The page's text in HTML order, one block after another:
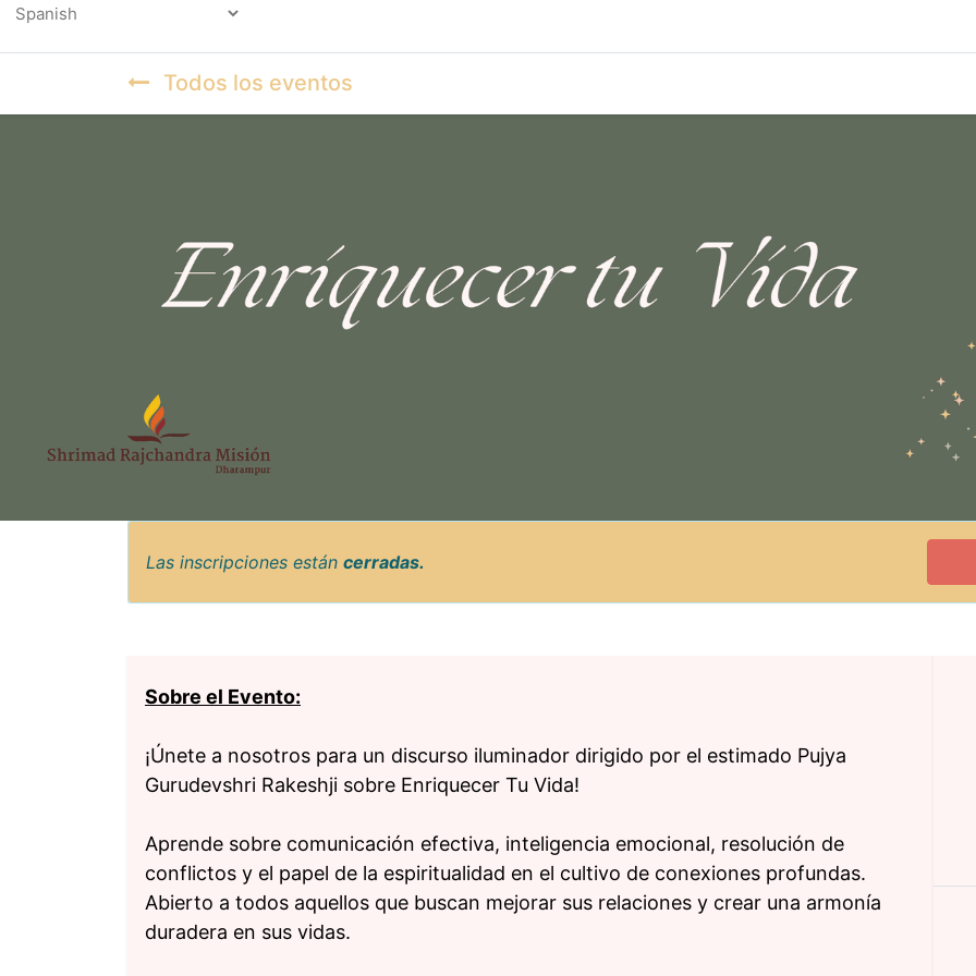
Todos los eventos
Las inscripciones están cerradas.
Sobre el Evento:
¡Únete a nosotros para un discurso iluminador dirigido por el estimado Pujya
Gurudevshri Rakeshji sobre Enriquecer Tu Vida!
Aprende sobre comunicación efectiva, inteligencia emocional, resolución de
conflictos y el papel de la espiritualidad en el cultivo de conexiones profundas.
Abierto a todos aquellos que buscan mejorar sus relaciones y crear una armonía
duradera en sus vidas.